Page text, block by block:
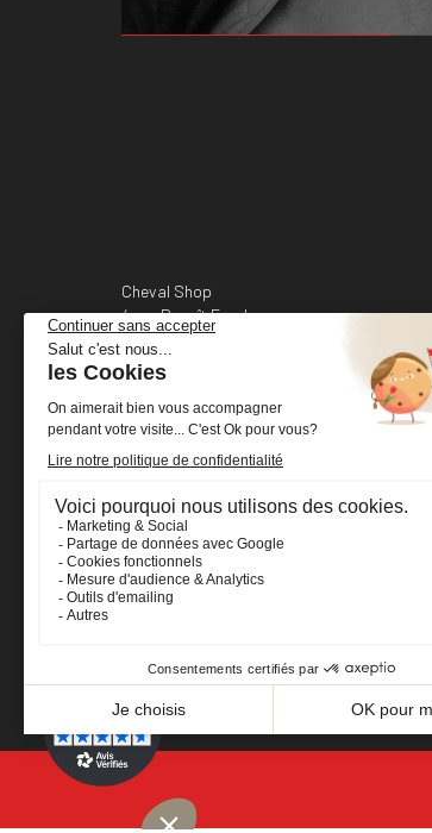
Cheval Shop
4 rue Benoît Frachon
44800 Saint-Herblain
France
+33 (0)2 40 36 20 61
boutique@cheval-shop.com